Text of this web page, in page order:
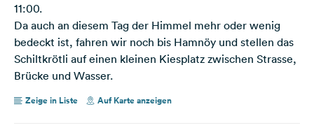
11:00.
Da auch an diesem Tag der Himmel mehr oder wenig
bedeckt ist, fahren wir noch bis Hamnöy und stellen das
Schiltkrötli auf einen kleinen Kiesplatz zwischen Strasse,
Brücke und Wasser.
Zeige in Liste Auf Karte anzeigen